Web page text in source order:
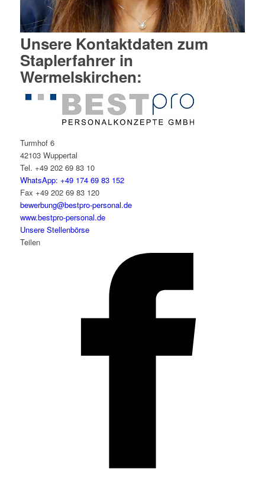
Unsere Kontaktdaten zum
Staplerfahrer in
Wermelskirchen:
Turmhof 6
42103 Wuppertal
Tel. +49 202 69 83 10
WhatsApp: +49 174 69 83 152
Fax +49 202 69 83 120
bewerbung@bestpro-personal.de
www.bestpro-personal.de
Unsere Stellenbörse
Teilen